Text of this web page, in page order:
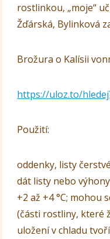
rostlinkou, „moje“
Žďárská, Bylinková
Brožura o Kalísii
https://uloz.to/
Použití:
oddenky, listy
dát listy nebo
+2 až +4 °C; mohou
(části rostliny, které
uložení v chladu